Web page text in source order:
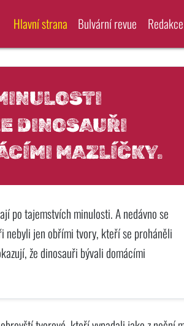
Hlavní strana Bulvární revue Redakce
DINOSAUŘI
MAZLÍČKY.
po tajemstvích minulosti. A nedávno se
nebyli jen obřími tvory, kteří se proháněli
že dinosauři bývali domácími